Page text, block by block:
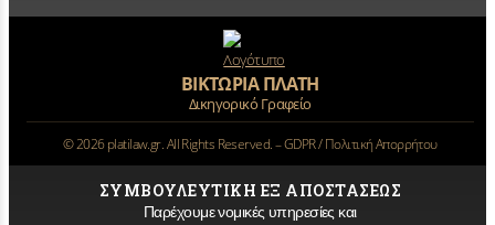
ΒΙΚΤΩΡΙΑ ΠΛΑΤΗ
Δικηγορικό Γραφείο
©2026platilaw.gr. All Rights Reserved. –GDPR / Πολιτική Απορρήτου
ΣΥΜΒΟΥΛΕΥΤΙΚΗ ΕΞ ΑΠΟΣΤΑΣΕΩΣ
Παρέχουμε νομικές υπηρεσίες και